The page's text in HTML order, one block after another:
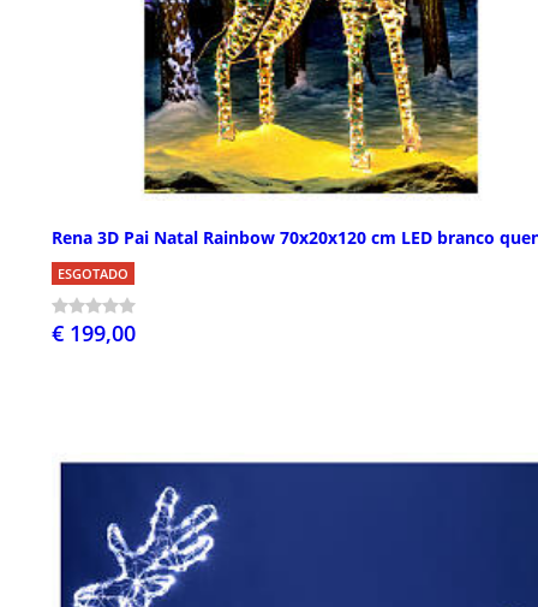
Rena 3D Pai Natal Rainbow 70x20x120 cm LED branco
ESGOTADO
€ 199,00